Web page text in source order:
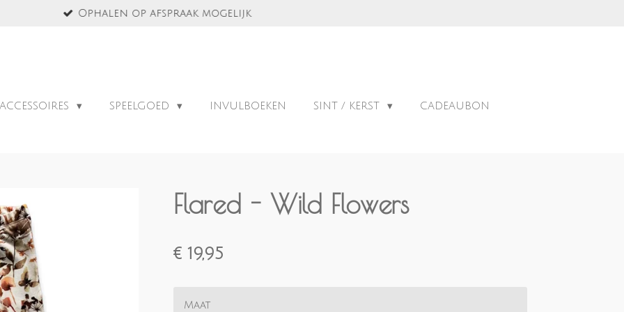
Ophalen op afspraak mogelijk
ACCESSOIRES SPEELGOED INVULBOEKEN SINT / KERST
CADEAUBON
Flared - Wild Flowers
€ 19,95
Maat